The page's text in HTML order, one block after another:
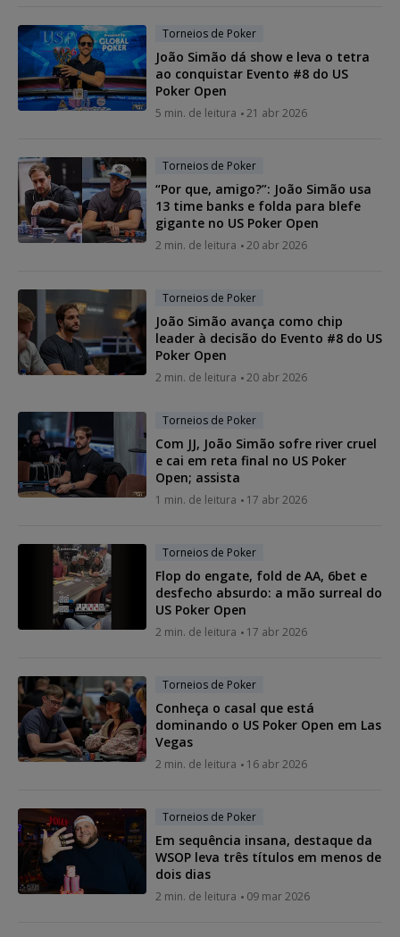
Torneios de Poker
João Simão dá show e leva o tetra
ao conquistar Evento #8 do US
Poker Open
5 min. de leitura 21 abr 2026
Torneios de Poker
“Por que, amigo?”: João Simão usa
13 time banks e folda para blefe
gigante no US Poker Open
2 min. de leitura 20 abr 2026
Torneios de Poker
João Simão avança como chip
leader à decisão do Evento #8 do US
Poker Open
2 min. de leitura 20 abr 2026
Torneios de Poker
Com JJ, João Simão sofre river cruel
e cai em reta final no US Poker
Open; assista
1 min. de leitura 17 abr 2026
Torneios de Poker
Flop do engate, fold de AA, 6bet e
desfecho absurdo: a mão surreal do
US Poker Open
2 min. de leitura 17 abr 2026
Torneios de Poker
Conheça o casal que está
dominando o US Poker Open em Las
Vegas
2 min. de leitura 16 abr 2026
Torneios de Poker
Em sequência insana, destaque da
WSOP leva três títulos em menos de
dois dias
2 min. de leitura 09 mar 2026